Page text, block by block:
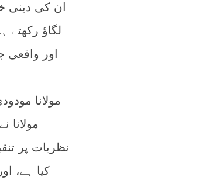
ان کی دینی
لگاؤ رکھتے
اور واقعی
مولانا
نظریات پر
کیا ہے،